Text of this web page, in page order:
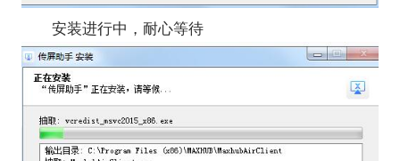
安装进行中，耐心等待